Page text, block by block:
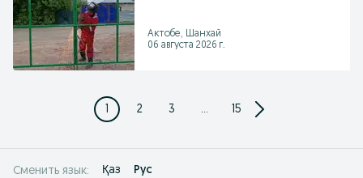
Актобе, Шанхай
06 августа 2026 г.
1 2 3 ... 15
Сменить язык: Қаз Рус